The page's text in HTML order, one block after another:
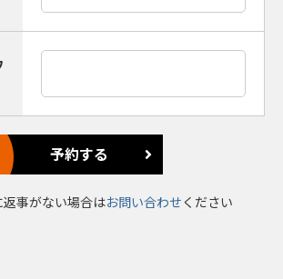
事がない場合はお問い合わせ ください